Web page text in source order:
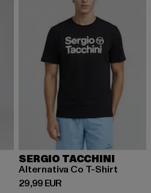
SERGIO TACCHINI
Alternativa Co T-Shirt
29,99 EUR
Derzeitiger Preis: 29,99 EUR